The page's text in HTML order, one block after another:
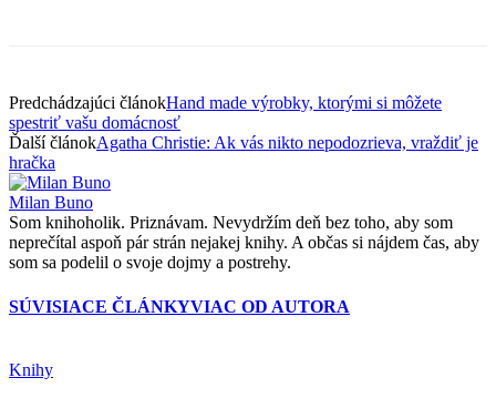
Predchádzajúci článokHand made výrobky, ktorými si môžete
spestriť vašu domácnosť
Ďalší článokAgatha Christie: Ak vás nikto nepodozrieva, vraždiť je
hračka
Milan Buno
Som knihoholik. Priznávam. Nevydržím deň bez toho, aby som
neprečítal aspoň pár strán nejakej knihy. A občas si nájdem čas, aby
som sa podelil o svoje dojmy a postrehy.
SÚVISIACE ČLÁNKYVIAC OD AUTORA
Knihy